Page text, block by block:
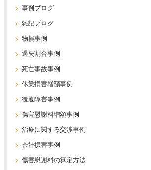
事例ブログ
雑記ブログ
物損事例
過失割合事例
死亡事故事例
休業損害増額事例
後遺障害事例
傷害慰謝料増額事例
治療に関する交渉事例
会社損害事例
傷害慰謝料の算定方法